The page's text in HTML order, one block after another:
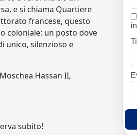
e si chiama Quartiere
francese, questo
coloniale: un posto dove
unico, silenzioso e
Hassan II,
subito!